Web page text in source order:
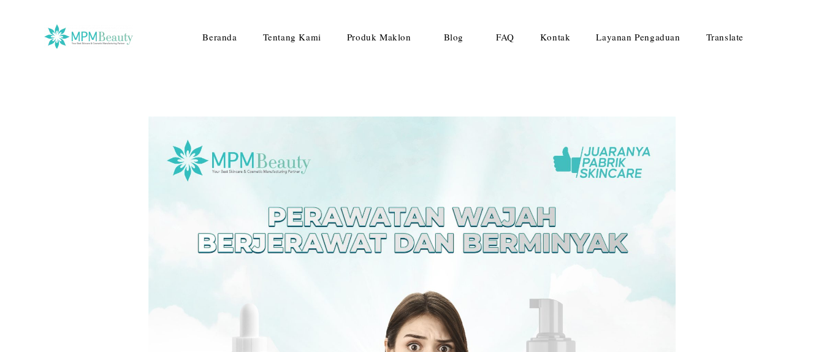
Beranda Tentang Kami Produk Maklon Blog FAQ Kontak Layanan Pengaduan Translate